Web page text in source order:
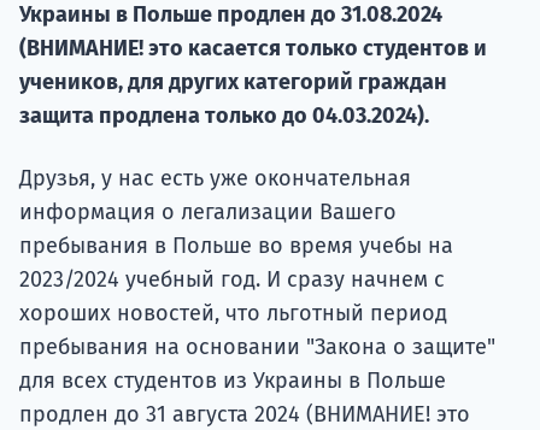
Украины в Польше продлен до 31.08.2024
(ВНИМАНИЕ! это касается только студентов и
учеников, для других категорий граждан
защита продлена только до 04.03.2024).
Друзья, у нас есть уже окончательная
информация о легализации Вашего
пребывания в Польше во время учебы на
2023/2024 учебный год. И сразу начнем с
хороших новостей, что льготный период
пребывания на основании "Закона о защите"
для всех студентов из Украины в Польше
продлен до 31 августа 2024 (ВНИМАНИЕ! это